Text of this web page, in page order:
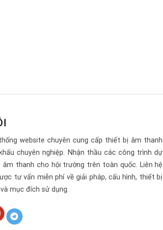
website chuyên cung cấp thiết bị âm thanh
chuyên nghiệp. Nhận thầu các công trình dự
thanh cho hội trường trên toàn quốc. Liên hệ
tư vấn miễn phí về giải pháp, cấu hình, thiết bị
mục đích sử dụng.